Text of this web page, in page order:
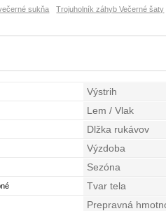
sukňa Trojuholník záhyb Večerné šaty
Výstrih
Lem / Vlak
Dlžka rukávov
Výzdoba
Sezóna
Tvar tela
Prepravná